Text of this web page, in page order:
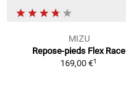
MIZU
Repose-pieds Flex Race
169,00 €1